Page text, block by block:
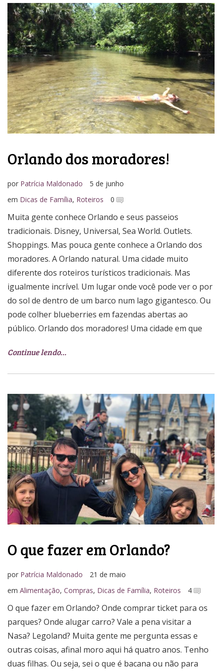
Orlando dos moradores!
por Patrícia Maldonado
5 de junho
em Dicas de Família, Roteiros 0
Muita gente conhece Orlando e seus passeios
tradicionais. Disney, Universal, Sea World. Outlets.
Shoppings. Mas pouca gente conhece a Orlando dos
moradores. A Orlando natural. Uma cidade muito
diferente dos roteiros turísticos tradicionais. Mas
igualmente incrível. Um lugar onde você pode ver o por
do sol de dentro de um barco num lago gigantesco. Ou
pode colher blueberries em fazendas abertas ao
público. Orlando dos moradores! Uma cidade em que
Continue lendo…
O que fazer em Orlando?
por Patrícia Maldonado
21 de maio
em Alimentação, Compras, Dicas de Família, Roteiros 4
O que fazer em Orlando? Onde comprar ticket para os
parques? Onde alugar carro? Vale a pena visitar a
Nasa? Legoland? Muita gente me pergunta essas e
outras coisas, afinal moro aqui há quatro anos. Tenho
duas filhas. Ou seja, sei o que é bacana ou não para